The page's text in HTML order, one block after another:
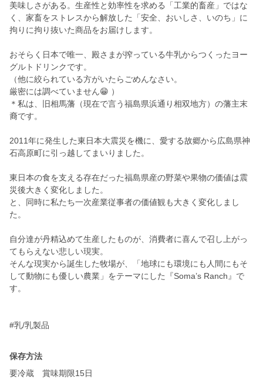
美味しさがある。生産性と効率性を求める「工業的畜産」ではな
く、家畜をストレスから解放した「安全、おいしさ、いのち」に
拘りに拘り抜いた商品をお届けします。
おそらく日本で唯一、殿さまが搾っている牛乳からつくったヨー
グルトドリンクです。
（他に絞られている方がいたらごめんなさい。
厳密には調べていません😁 ）
＊私は、旧相馬藩（現在で言う福島県浜通り相双地方）の藩主末
裔です。
2011年に発生した東日本大震災を機に、愛する故郷から広島県神
石高原町に引っ越してまいりました。
東日本の食を支える存在だった福島県産の野菜や果物の価値は震
災後大きく変化しました。
と、同時に私たち一次産業従事者の価値観も大きく変化しまし
た。
自分達が丹精込めて生産したものが、消費者に喜んで召し上がっ
てもらえない悲しい現実。
そんな現実から誕生した牧場が、「地球にも環境にも人間にもそ
して動物にも優しい農業」をテーマにした『Soma’s Ranch』で
す。
#乳/乳製品
保存方法
要冷蔵 賞味期限15日